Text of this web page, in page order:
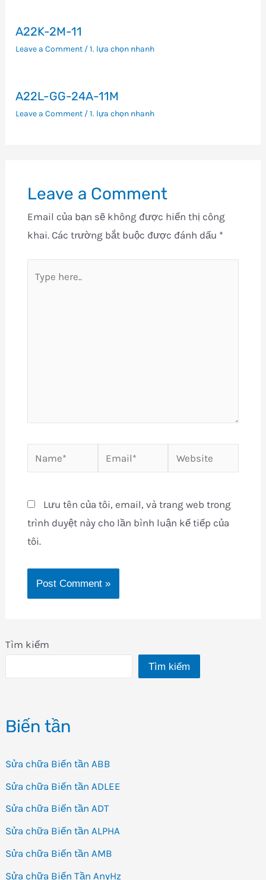
Tìm kiếm
Tìm kiếm
Biến tần
Sửa chữa Biến tần ABB
Sửa chữa Biến tần ADLEE
Sửa chữa Biến tần ADT
Sửa chữa Biến tần ALPHA
Sửa chữa Biến tần AMB
Sửa chữa Biến Tần AnyHz
A22K-2M-11
Leave a Comment /1. lựa chọn nhanh
A22L-GG-24A-11M
Leave a Comment /1. lựa chọn nhanh
Leave a Comment
Email của bạn sẽ không được hiển thị công
khai. Các trường bắt buộc được đánh dấu *
here..
Name* Email* Website
Lưu tên của tôi, email, và trang web trong
trình duyệt này cho lần bình luận kế tiếp của
tôi.